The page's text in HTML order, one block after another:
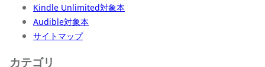
Kindle Unlimited対象本
Audible対象本
サイトマップ
カテゴリ